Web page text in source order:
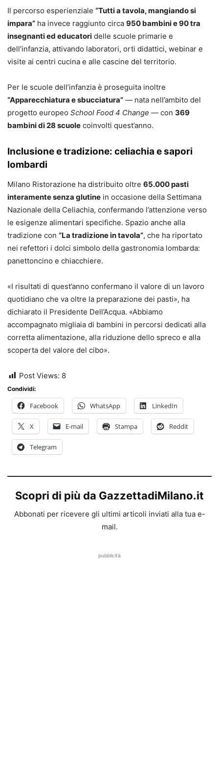
Il percorso esperienziale “Tutti a tavola, mangiando si
impara” ha invece raggiunto circa 950 bambini e 90 tra
insegnanti ed educatori delle scuole primarie e
dell’infanzia, attivando laboratori, orti didattici, webinar e
visite ai centri cucina e alle cascine del territorio.
Per le scuole dell’infanzia è proseguita inoltre
“Apparecchiatura e sbucciatura” — nata nell’ambito del
progetto europeo School Food 4 Change — con 369
bambini di 28 scuole coinvolti quest’anno.
Inclusione e tradizione: celiachia e sapori
lombardi
Milano Ristorazione ha distribuito oltre 65.000 pasti
interamente senza glutine in occasione della Settimana
Nazionale della Celiachia, confermando l’attenzione verso
le esigenze alimentari specifiche. Spazio anche alla
tradizione con “La tradizione in tavola”, che ha riportato
nei refettori i dolci simbolo della gastronomia lombarda:
panettoncino e chiacchiere.
«I risultati di quest’anno confermano il valore di un lavoro
quotidiano che va oltre la preparazione dei pasti», ha
dichiarato il Presidente Dell’Acqua. «Abbiamo
accompagnato migliaia di bambini in percorsi dedicati alla
corretta alimentazione, alla riduzione dello spreco e alla
scoperta del valore del cibo».
Post Views: 8
Condividi:
Facebook WhatsApp LinkedIn
X E-mail Stampa Reddit
Telegram
Scopri di più da GazzettadiMilano.it
Abbonati per ricevere gli ultimi articoli inviati alla tua e-
mail.
pubblicità